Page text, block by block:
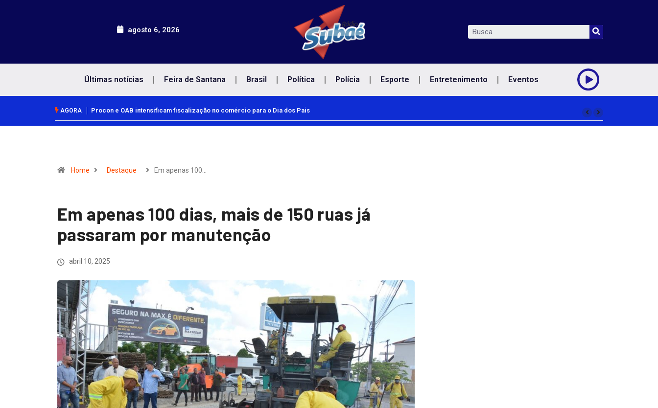
agosto 6, 2026
Últimas notícias Feira de Santana Brasil Política Polícia Esporte Entretenimento Eventos
AGORA Procon e OAB intensificam fiscalização no comércio para o Dia dos Pais
Home Destaque Em apenas 100…
Em apenas 100 dias, mais de 150 ruas já
passaram por manutenção
abril 10, 2025